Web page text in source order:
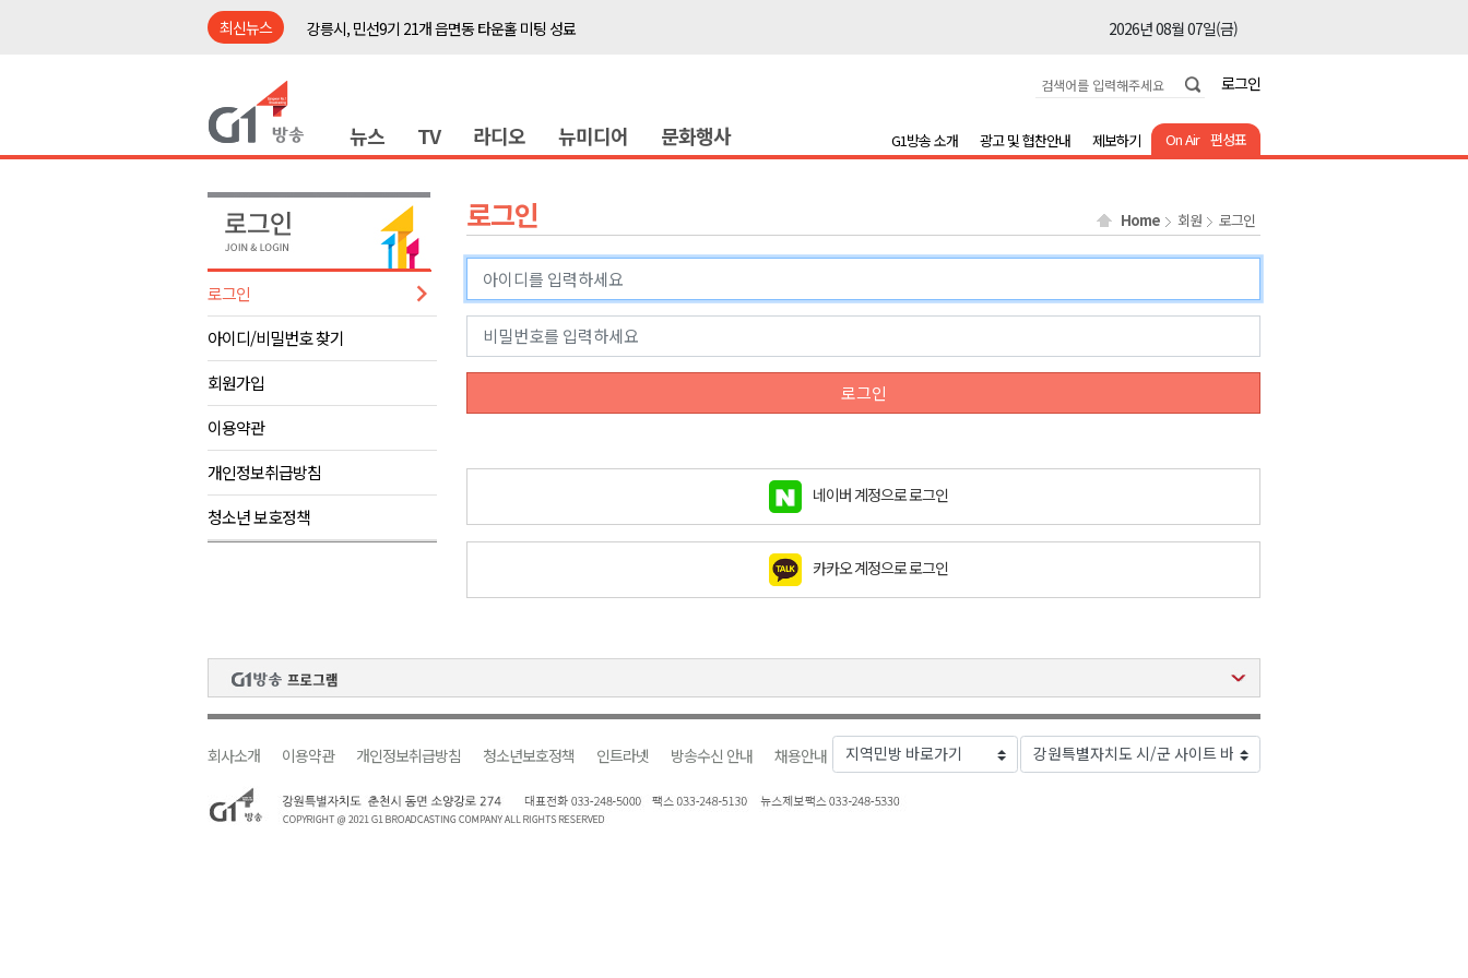
최신뉴스
강릉시, 민선9기 21개 읍면동 타운홀 미팅 성료
2026년 08월 07일(금)
2026년 08월 07일(금)
<강원랜드> 마카오 카지노 "복합리조트로 진화 중"
2026년 08월 07일(금)
강원도립대학교, 하반기 평생교육원 수강생 모집
태백시, 28~29일 제5회 황부자 며느리 축제
2026년 08월 07일(금)
오늘 극한폭염 계속..낮 최고 ‘영상 38도’
썩고, 무르고..농산물 피해 속출
2026년 08월 07일(금)
썩고, 무르고..농산물 피해 속출
강릉시, 민선9기 21개 읍면동 타운홀 미팅 성료
2026년 08월 07일(금)
양구군, 원주환경청에 비점오염저감 사업 등 건의
2026년 08월 07일(금)
<강원랜드> 관광객이 인구 3배..싱가포르 복합리조트
<강원랜드> 마카오 카지노 "복합리조트로 진화 중"
원주시, 하반기 중소기업육성자금 지원 접수
썩고, 무르고..농산물 피해 속출
2026년 08월 07일(금)
로그인
뉴스 TV 라디오 뉴미디어 문화행사 On Air 편성표
G1방송 소개 광고 및 협찬안내 제보하기
로그인
아이디/비밀번호 찾기
회원가입
이용약관
개인정보취급방침
청소년 보호정책
로그인 Home 회원 로그인
로그인
네이버 계정으로 로그인
카카오 계정으로 로그인
회사소개 이용약관 개인정보취급방침 청소년보호정책 인트라넷 방송수신 안내 채용안내